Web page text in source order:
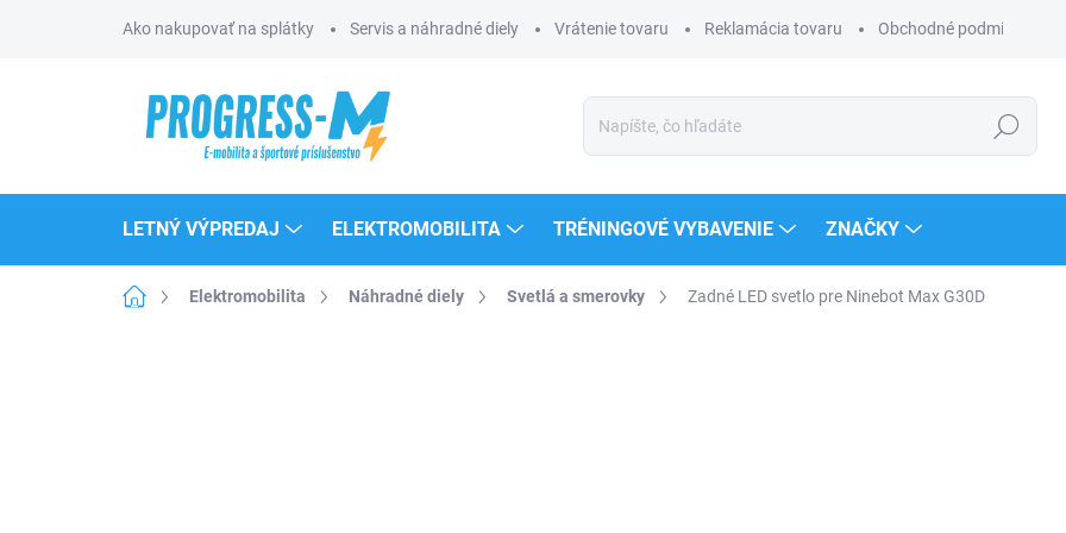
Ako nakupovať na splátky Servis a náhradné diely Vrátenie tovaru Reklamácia tovaru Obchodné podmienky
Hľadať
LETNÝ VÝPREDAJ ELEKTROMOBILITA TRÉNINGOVÉ VYBAVENIE ZNAČKY
DomovElektromobilita Náhradné diely Svetlá a smerovky Zadné LED svetlo pre Ninebot Max G30D